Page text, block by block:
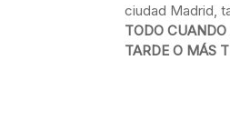
ciudad Madrid,
TODO
TARDE O MÁS